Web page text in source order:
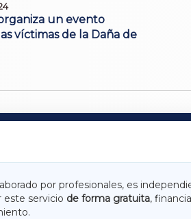
un evento
víctimas de la Daña de
por profesionales, es
este servicio de forma gratuita,
LUGOXA
RIBEIRASACRAXA